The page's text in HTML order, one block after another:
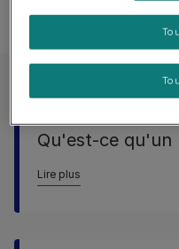
Qu'est-ce qu'un
Lire plus